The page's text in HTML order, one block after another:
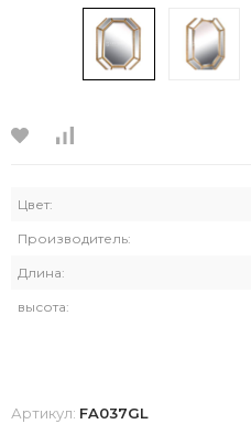
Цвет:
Производитель:
Длина:
высота:
Артикул: FA037GL